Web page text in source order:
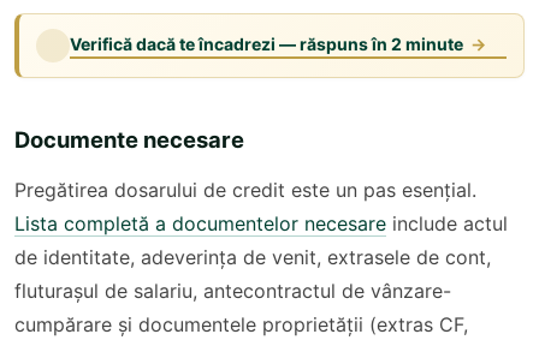
Verifică dacă te încadrezi — răspuns în 2 minute →
Documente necesare
Pregătirea dosarului de credit este un pas esențial.
Lista completă a documentelor necesare include actul
de identitate, adeverința de venit, extrasele de cont,
fluturașul de salariu, antecontractul de vânzare-
cumpărare și documentele proprietății (extras CF,